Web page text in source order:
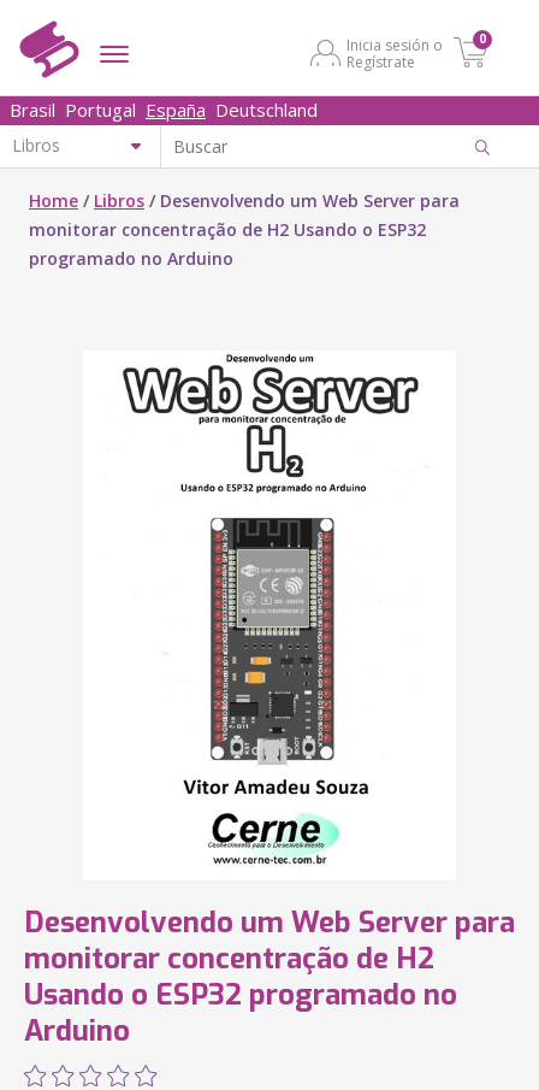
Inicia sesión o
Regístrate
0
Brasil Portugal España Deutschland
Home / Libros / Desenvolvendo um Web Server para
monitorar concentração de H2 Usando o ESP32
programado no Arduino
Desenvolvendo um Web Server para
monitorar concentração de H2
Usando o ESP32 programado no
Arduino